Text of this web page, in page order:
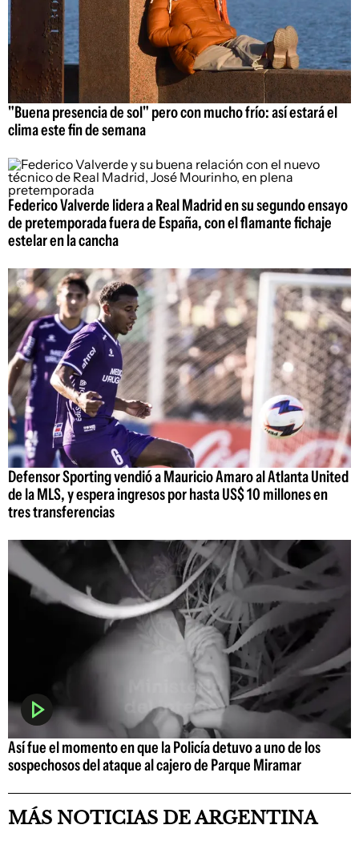
"Buena presencia de sol" pero con mucho frío: así estará el
clima este fin de semana
Federico Valverde lidera a Real Madrid en su segundo ensayo
de pretemporada fuera de España, con el flamante fichaje
estelar en la cancha
Defensor Sporting vendió a Mauricio Amaro al Atlanta United
de la MLS, y espera ingresos por hasta US$ 10 millones en
tres transferencias
Así fue el momento en que la Policía detuvo a uno de los
sospechosos del ataque al cajero de Parque Miramar
MÁS NOTICIAS DE ARGENTINA